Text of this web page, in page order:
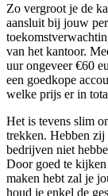
Zo vergroot je de
aansluit bij jouw
van het kantoor.
uur ongeveer €60
een goedkope
welke prijs er in
Het is tevens slim
trekken. Hebben zij
bedrijven niet
Door goed te
maken hebt zal je
houd je enkel de